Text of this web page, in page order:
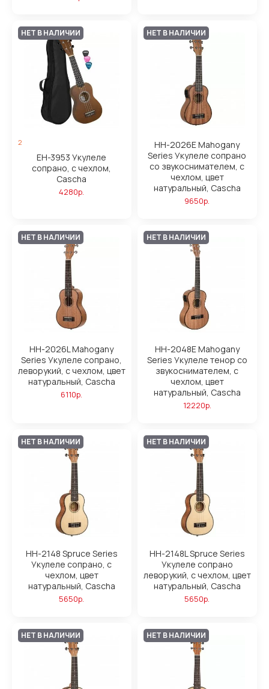
НЕТ В НАЛИЧИИ
2
EH-3953 Укулеле
сопрано, с чехлом,
Cascha
4280р.
НЕТ В НАЛИЧИИ
HH-2026E Mahogany
Series Укулеле сопрано
со звукоснимателем, с
чехлом, цвет
натуральный, Cascha
9650р.
НЕТ В НАЛИЧИИ
HH-2026L Mahogany
Series Укулеле сопрано,
леворукий, с чехлом, цвет
натуральный, Cascha
6110р.
НЕТ В НАЛИЧИИ
HH-2048E Mahogany
Series Укулеле тенор со
звукоснимателем, с
чехлом, цвет
натуральный, Cascha
12220р.
НЕТ В НАЛИЧИИ
HH-2148 Spruce Series
Укулеле сопрано, с
чехлом, цвет
натуральный, Cascha
5650р.
НЕТ В НАЛИЧИИ
HH-2148L Spruce Series
Укулеле сопрано
леворукий, с чехлом, цвет
натуральный, Cascha
5650р.
НЕТ В НАЛИЧИИ НЕТ В НАЛИЧИИ